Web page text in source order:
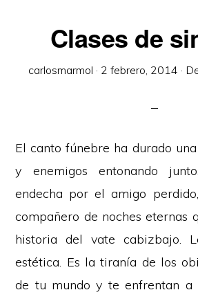
Clases de
carlosmarmol · 2 febrero, 2014 ·
El canto fúnebre ha durado
y enemigos entonando
endecha por el amigo
compañero de noches eternas
historia del vate cabizbajo.
estética. Es la tiranía de los
de tu mundo y te enfrentan a